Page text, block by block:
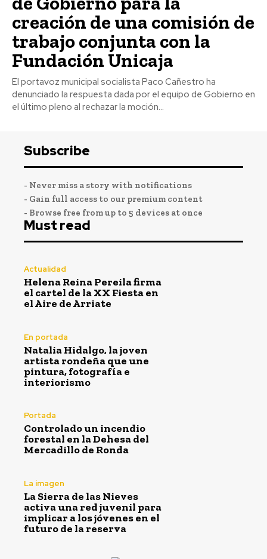
creación de una comisión de
trabajo conjunta con la
Fundación Unicaja
El portavoz municipal socialista Paco Cañestro ha
denunciado la respuesta dada por el equipo de Gobierno en
el último pleno al rechazar la moción...
Subscribe
- Never miss a story with notifications
- Gain full access to our premium content
- Browse free from up to 5 devices at once
Must read
Actualidad
Helena Reina Pereila firma
el cartel de la XX Fiesta en
el Aire de Arriate
En portada
Natalia Hidalgo, la joven
artista rondeña que une
pintura, fotografía e
interiorismo
Portada
Controlado un incendio
forestal en la Dehesa del
Mercadillo de Ronda
La imagen
La Sierra de las Nieves
activa una red juvenil para
implicar a los jóvenes en el
futuro de la reserva